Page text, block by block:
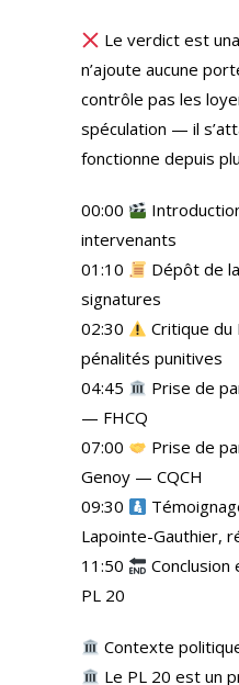
Le verdict est
n’ajoute aucune
contrôle pas les
spéculation — il
fonctionne depuis
00:00
intervenants
01:10
Dépôt de
signatures
02:30
Critique du
pénalités punitives
04:45
Prise de
— FHCQ
07:00
Prise de
Genoy — CQCH
09:30
Lapointe-Gauthier,
11:50
PL 20
Contexte
Le PL 20 est un